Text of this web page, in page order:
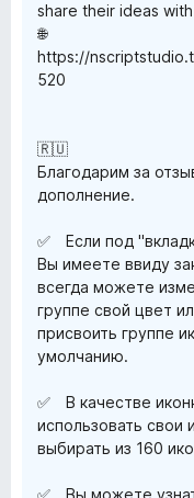
share their ideas
🌐
https://
520
🇷🇺
Благодарим за
дополнение.
✅ Если под
Вы имеете ввиду
всегда можете
группе свой цвет
присвоить группе
умолчанию.
✅ В качестве
использовать свои
выбирать из 160
✅ Вы можете